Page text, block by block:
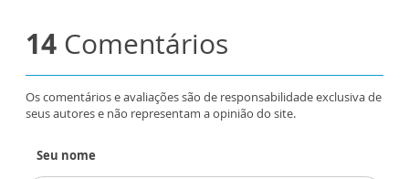
14 Comentários
Os comentários e avaliações são de responsabilidade exclusiva de
seus autores e não representam a opinião do site.
Seu nome